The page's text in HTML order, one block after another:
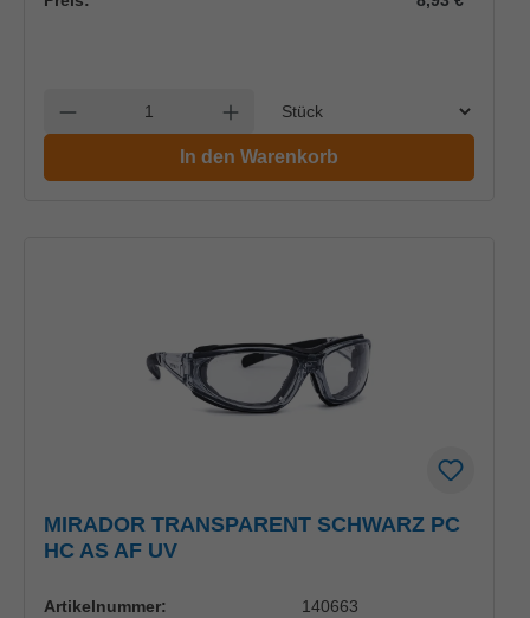
Anzahl verringern Anzahl erhöhen
In den Warenkorb
MIRADOR TRANSPARENT SCHWARZ PC
HC AS AF UV
Artikelnummer: 140663